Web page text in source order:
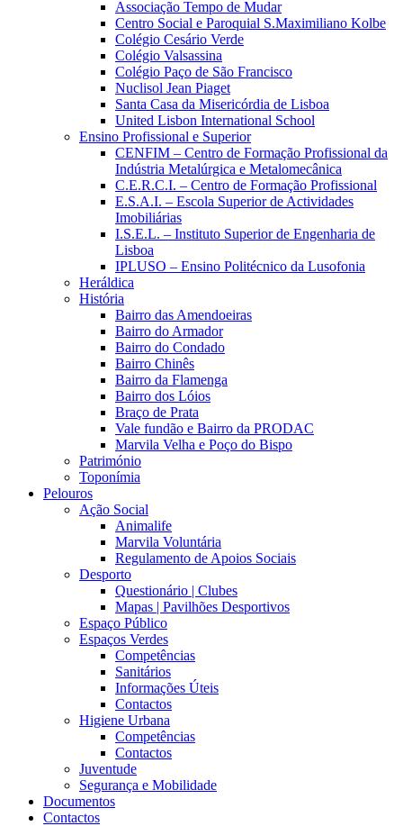
Associação Tempo de Mudar
Centro Social e Paroquial S.Maximiliano Kolbe
Colégio Cesário Verde
Colégio Valsassina
Colégio Paço de São Francisco
Nuclisol Jean Piaget
Santa Casa da Misericórdia de Lisboa
United Lisbon International School
Ensino Profissional e Superior
CENFIM – Centro de Formação Profissional da
Indústria Metalúrgica e Metalomecânica
C.E.R.C.I. – Centro de Formação Profissional
E.S.A.I. – Escola Superior de Actividades
Imobiliárias
I.S.E.L. – Instituto Superior de Engenharia de
Lisboa
IPLUSO – Ensino Politécnico da Lusofonia
Heráldica
História
Bairro das Amendoeiras
Bairro do Armador
Bairro do Condado
Bairro Chinês
Bairro da Flamenga
Bairro dos Lóios
Braço de Prata
Vale fundão e Bairro da PRODAC
Marvila Velha e Poço do Bispo
Património
Toponímia
Pelouros
Ação Social
Animalife
Marvila Voluntária
Regulamento de Apoios Sociais
Desporto
Questionário | Clubes
Mapas | Pavilhões Desportivos
Espaço Público
Espaços Verdes
Competências
Sanitários
Informações Úteis
Contactos
Higiene Urbana
Competências
Contactos
Juventude
Segurança e Mobilidade
Documentos
Contactos